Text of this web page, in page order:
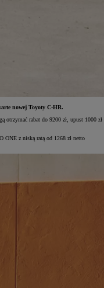
nowej Toyoty C-HR.
otrzymać rabat do 9200 zł, upust 1000 zł
ONE z niską ratą od 1268 zł netto